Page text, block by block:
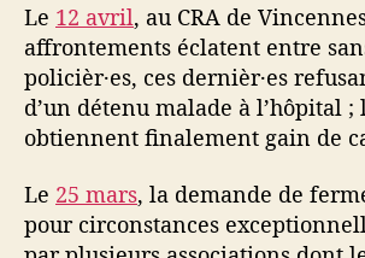
Le 12 avril, au CRA de
affrontements éclatent entre
policièr·es, ces dernièr·es
d’un détenu malade à l’hôpital ;
obtiennent finalement gain de
Le 25 mars, la demande de
pour circonstances